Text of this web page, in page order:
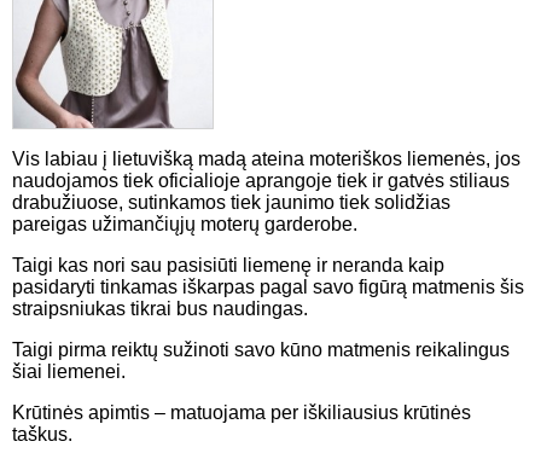
Vis labiau į lietuvišką madą ateina moteriškos liemenės, jos
naudojamos tiek oficialioje aprangoje tiek ir gatvės stiliaus
drabužiuose, sutinkamos tiek jaunimo tiek solidžias
pareigas užimančiųjų moterų garderobe.
Taigi kas nori sau pasisiūti liemenę ir neranda kaip
pasidaryti tinkamas iškarpas pagal savo figūrą matmenis šis
straipsniukas tikrai bus naudingas.
Taigi pirma reiktų sužinoti savo kūno matmenis reikalingus
šiai liemenei.
Krūtinės apimtis – matuojama per iškiliausius krūtinės
taškus.